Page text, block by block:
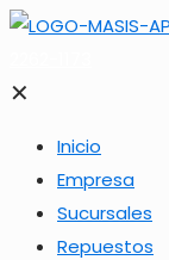
✕
Inicio
Empresa
Sucursales
Repuestos